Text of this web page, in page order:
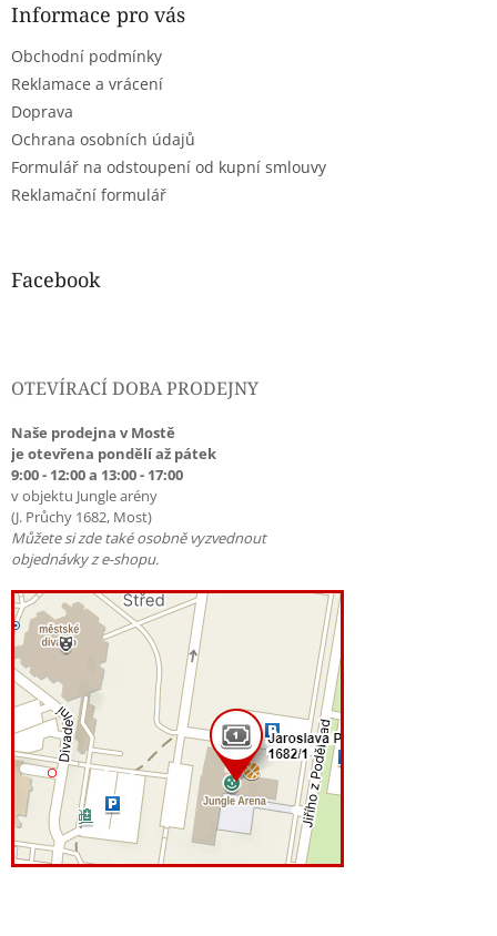
Informace pro vás
Obchodní podmínky
Reklamace a vrácení
Doprava
Ochrana osobních údajů
Formulář na odstoupení od kupní smlouvy
Reklamační formulář
Facebook
OTEVÍRACÍ DOBA PRODEJNY
Naše prodejna v Mostě
je otevřena pondělí až pátek
9:00 - 12:00 a 13:00 - 17:00
v objektu Jungle arény
(J. Průchy 1682, Most)
Můžete si zde také osobně vyzvednout
objednávky z e-shopu.